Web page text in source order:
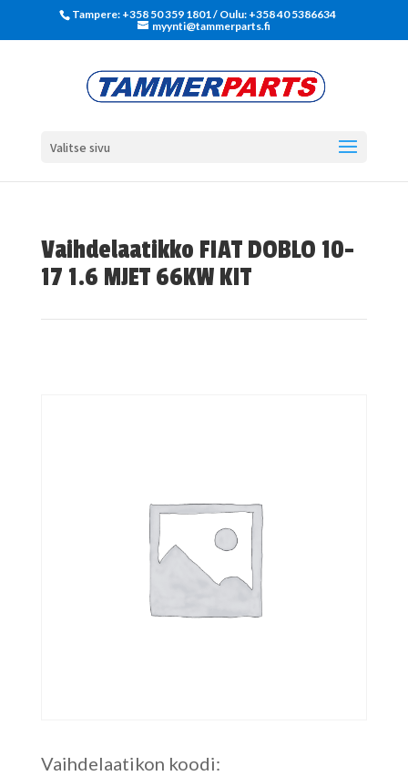
Tampere: +358 50 359 1801‬ / Oulu: +358 40 5386634
myynti@tammerparts.fi
Valitse sivu
Vaihdelaatikko FIAT DOBLO 10-
17 1.6 MJET 66KW KIT
Vaihdelaatikon koodi: